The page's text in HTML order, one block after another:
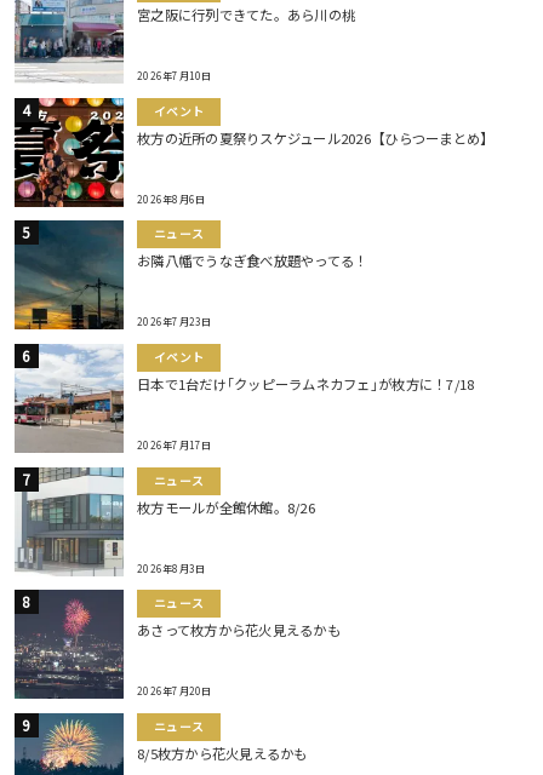
宮之阪に行列できてた。あら川の桃
2026年7月10日
イベント
枚方の近所の夏祭りスケジュール2026【ひらつーまとめ】
2026年8月6日
ニュース
お隣八幡でうなぎ食べ放題やってる！
2026年7月23日
イベント
日本で1台だけ｢クッピーラムネカフェ｣が枚方に！7/18
2026年7月17日
ニュース
枚方モールが全館休館。8/26
2026年8月3日
ニュース
あさって枚方から花火見えるかも
2026年7月20日
ニュース
8/5枚方から花火見えるかも